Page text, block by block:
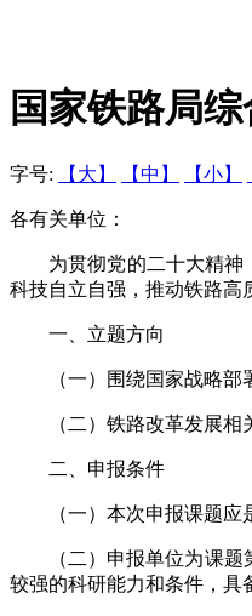
国家铁路局
字号: 【大】 【中】 【小】
各有关单位：
为贯彻党的二十大精神
科技自立自强 ， 推动铁路高
一、 立题方向
（一）围绕国家战略
（二） 铁路改革发展相
二、申报条件
（一）本次申报课题
（二）申报单位为课
较强的科研能力和条件，具